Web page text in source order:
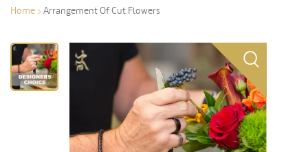
Home Arrangement Of Cut Flowers